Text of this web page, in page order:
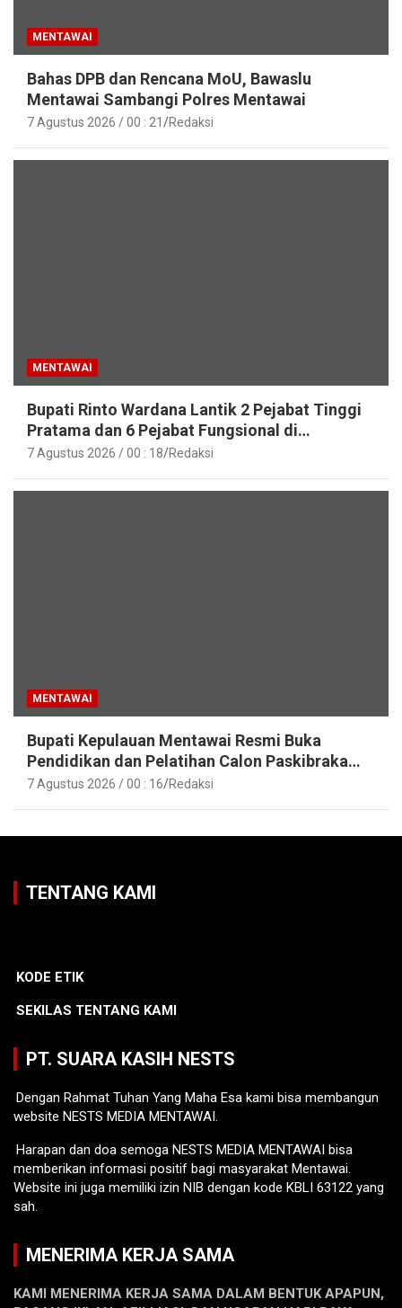
MENTAWAI
Bahas DPB dan Rencana MoU, Bawaslu
Mentawai Sambangi Polres Mentawai
7 Agustus 2026 / 00 : 21 Redaksi
MENTAWAI
Bupati Rinto Wardana Lantik 2 Pejabat Tinggi
Pratama dan 6 Pejabat Fungsional di
Lingkungan Pemkab Kepulauan Mentawai
7 Agustus 2026 / 00 : 18 Redaksi
MENTAWAI
Bupati Kepulauan Mentawai Resmi Buka
Pendidikan dan Pelatihan Calon Paskibraka
Tahun 2026
7 Agustus 2026 / 00 : 16 Redaksi
TENTANG KAMI
KODE ETIK
SEKILAS TENTANG KAMI
PT. SUARA KASIH NESTS
Dengan Rahmat Tuhan Yang Maha Esa kami bisa membangun
website NESTS MEDIA MENTAWAI.
Harapan dan doa semoga NESTS MEDIA MENTAWAI bisa
memberikan informasi positif bagi masyarakat Mentawai.
Website ini juga memiliki izin NIB dengan kode KBLI 63122 yang
sah.
MENERIMA KERJA SAMA
KAMI MENERIMA KERJA SAMA DALAM BENTUK APAPUN,